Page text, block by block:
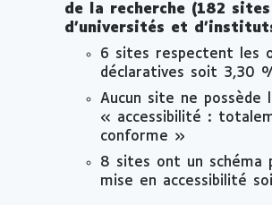
de la recherche (182 sites
d’universités et
6 sites respectent les
déclaratives soit 3,30
Aucun site ne possède
« accessibilité :
conforme »
8 sites ont un schéma
mise en accessibilité